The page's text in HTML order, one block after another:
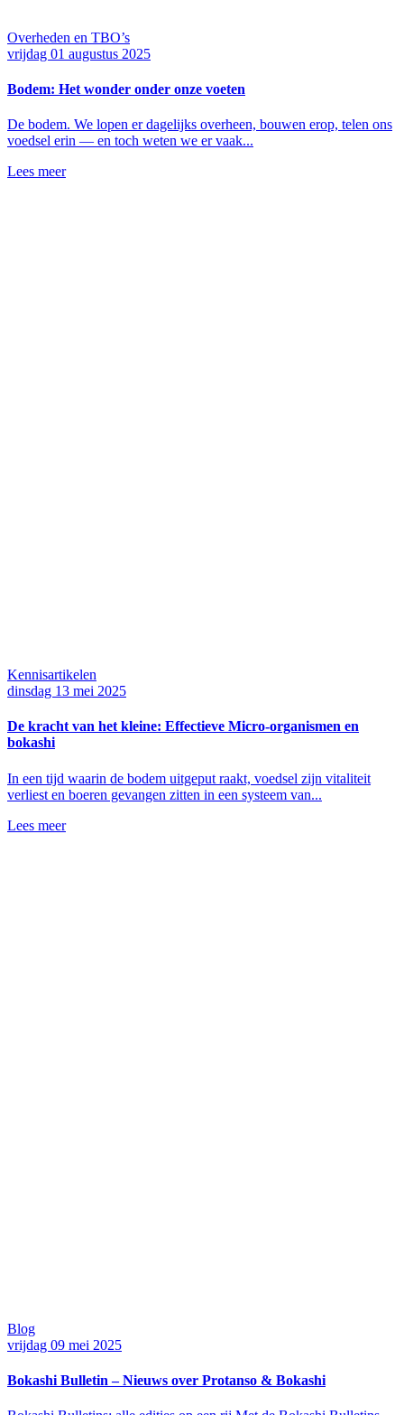
Overheden en TBO’s
vrijdag 01 augustus 2025
Bodem: Het wonder onder onze voeten
De bodem. We lopen er dagelijks overheen, bouwen erop, telen ons
voedsel erin — en toch weten we er vaak...
Lees meer
Kennisartikelen
dinsdag 13 mei 2025
De kracht van het kleine: Effectieve Micro-organismen en
bokashi
In een tijd waarin de bodem uitgeput raakt, voedsel zijn vitaliteit
verliest en boeren gevangen zitten in een systeem van...
Lees meer
Blog
vrijdag 09 mei 2025
Bokashi Bulletin – Nieuws over Protanso & Bokashi